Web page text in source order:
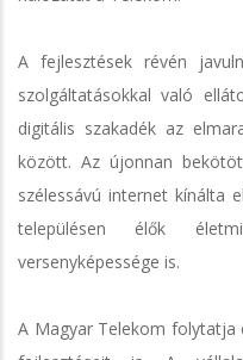
A fejlesztések révén
szolgáltatásokkal való
digitális szakadék az
között. Az újonnan
szélessávú internet kínálta
településen élők
versenyképessége is.
A Magyar Telekom folytatja